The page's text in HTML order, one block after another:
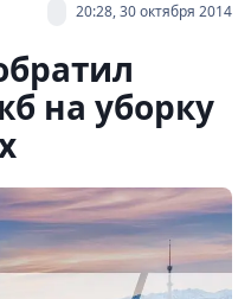
20:28, 30 октября 2014
на уборку